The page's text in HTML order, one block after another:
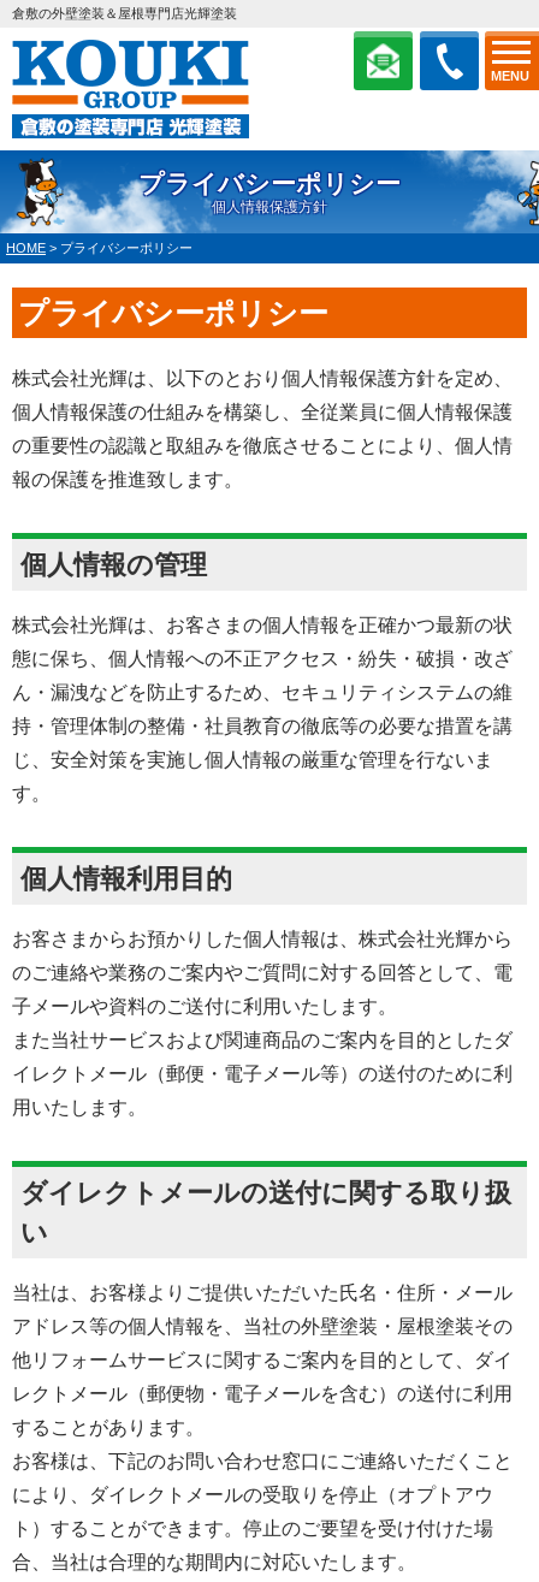
MENU
倉敷の外壁塗装＆屋根専門店光輝塗装
プライバシーポリシー
個人情報保護方針
HOME > プライバシーポリシー
プライバシーポリシー
株式会社光輝は、以下のとおり個人情報保護方針を定め、
個人情報保護の仕組みを構築し、全従業員に個人情報保護
の重要性の認識と取組みを徹底させることにより、個人情
報の保護を推進致します。
個人情報の管理
株式会社光輝は、お客さまの個人情報を正確かつ最新の状
態に保ち、個人情報への不正アクセス・紛失・破損・改ざ
ん・漏洩などを防止するため、セキュリティシステムの維
持・管理体制の整備・社員教育の徹底等の必要な措置を講
じ、安全対策を実施し個人情報の厳重な管理を行ないま
す。
個人情報利用目的
お客さまからお預かりした個人情報は、株式会社光輝から
のご連絡や業務のご案内やご質問に対する回答として、電
子メールや資料のご送付に利用いたします。
また当社サービスおよび関連商品のご案内を目的としたダ
イレクトメール（郵便・電子メール等）の送付のために利
用いたします。
ダイレクトメールの送付に関する取り扱
い
当社は、お客様よりご提供いただいた氏名・住所・メール
アドレス等の個人情報を、当社の外壁塗装・屋根塗装その
他リフォームサービスに関するご案内を目的として、ダイ
レクトメール（郵便物・電子メールを含む）の送付に利用
することがあります。
お客様は、下記のお問い合わせ窓口にご連絡いただくこと
により、ダイレクトメールの受取りを停止（オプトアウ
ト）することができます。停止のご要望を受け付けた場
合、当社は合理的な期間内に対応いたします。